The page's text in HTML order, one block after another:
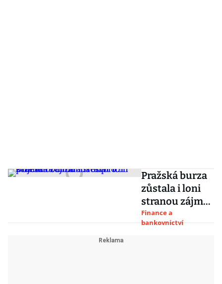
Pražská burza
zůstala i loni
stranou zájmu
investorů.
Objem
Finance a
bankovnictví